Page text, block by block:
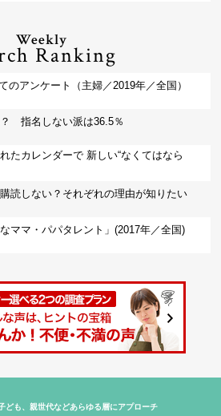
Weekly
Ranking
のアンケート（主婦／2019年／全国）
指名しない派は36.5％
たカレンダーで 新しい“なくてはなら
読しない？それぞれの理由が知りたい
ママ・パパタレント」(2017年／全国)
ども、親世代などあらゆる層にアプローチ